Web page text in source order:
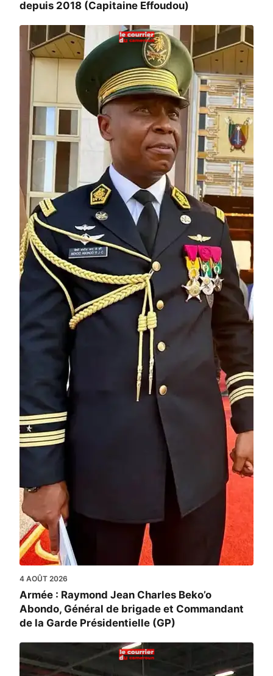
depuis 2018 (Capitaine Effoudou)
4 AOÛT 2026
Armée : Raymond Jean Charles Beko’o
Abondo, Général de brigade et Commandant
de la Garde Présidentielle (GP)